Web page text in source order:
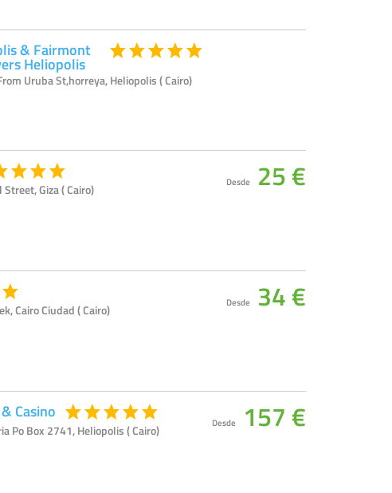
& Fairmont
Heliopolis
Uruba St,horreya, Heliopolis ( Cairo)
Giza ( Cairo) Desde 25 €
Cairo Ciudad ( Cairo) Desde 34 €
Casino
Po Box 2741, Heliopolis ( Cairo) Desde 157 €